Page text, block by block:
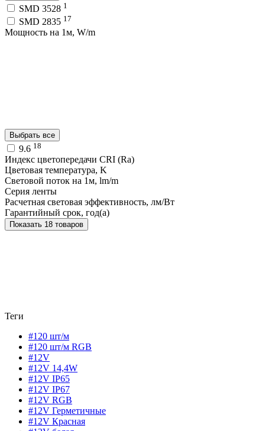
SMD 3528 1
SMD 2835 17
Мощность на 1м, W/m
Выбрать все
9.6 18
Индекс цветопередачи CRI (Ra)
Цветовая температура, K
Световой поток на 1м, lm/m
Серия ленты
Расчетная световая эффективность, лм/Вт
Гарантийный срок, год(а)
Показать 18 товаров
Теги
#120 шт/м
#120 шт/м RGB
#12V
#12V 14,4W
#12V IP65
#12V IP67
#12V RGB
#12V Герметичные
#12V Красная